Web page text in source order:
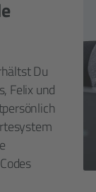
Du
Felix und